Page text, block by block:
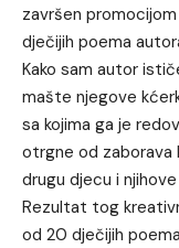
završen
dječijih poema
Kako sam autor
mašte njegove
sa kojima ga je
otrgne od zaborava
drugu djecu i
Rezultat tog
od 20 dječijih